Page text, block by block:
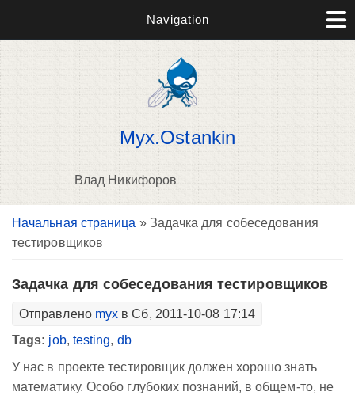
Navigation
Myx.Ostankin
Влад Никифоров
Вы здесь
Начальная страница » Задачка для собеседования
тестировщиков
Задачка для собеседования тестировщиков
Отправлено myx в Сб, 2011-10-08 17:14
Tags: job, testing, db
У нас в проекте тестировщик должен хорошо знать
математику. Особо глубоких познаний, в общем-то, не